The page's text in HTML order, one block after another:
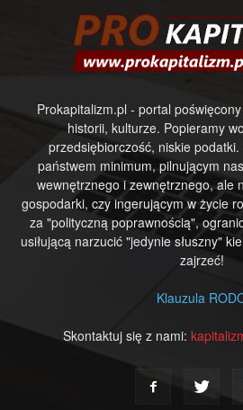
Prokapitalizm.pl - portal
historii, kulturze. Popieramy
przedsiębiorczość, niskie
państwem minimum, pilnującym
wewnętrznego i zewnętrznego, ale
gospodarki, czy ingerującym w życie
za "polityczną poprawnością",
usiłującą narzucić "jedynie słuszny"
zajrzeć!
Klauzula
Skontaktuj się z nami: